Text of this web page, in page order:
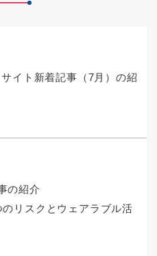
イト新着記事（7月）の紹
の紹介
のリスクとウェアラブル活